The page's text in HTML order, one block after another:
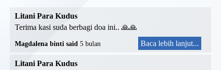
Litani Para Kudus
Terima kasi suda berbagi doa ini.. 🙏🙏
Magdalena binti said 5 bulan Baca lebih lanjut...
Litani Para Kudus